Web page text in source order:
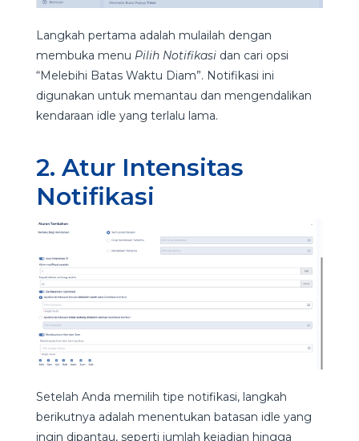
Langkah pertama adalah mulailah dengan
membuka menu Pilih Notifikasidan cari opsi
“Melebihi Batas Waktu Diam”. Notifikasi ini
digunakan untuk memantau dan mengendalikan
kendaraan idle yang terlalu lama.
2. Atur Intensitas
Notifikasi
Setelah Anda memilih tipe notifikasi, langkah
berikutnya adalah menentukan batasan idle yang
ingin dipantau, seperti jumlah kejadian hingga